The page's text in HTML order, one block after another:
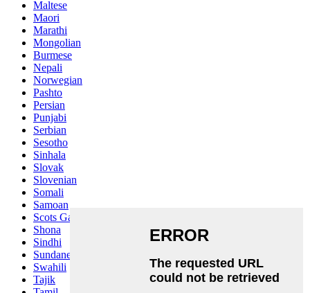
Maltese
Maori
Marathi
Mongolian
Burmese
Nepali
Norwegian
Pashto
Persian
Punjabi
Serbian
Sesotho
Sinhala
Slovak
Slovenian
Somali
Samoan
Scots Gaelic
Shona
Sindhi
Sundanese
Swahili
Tajik